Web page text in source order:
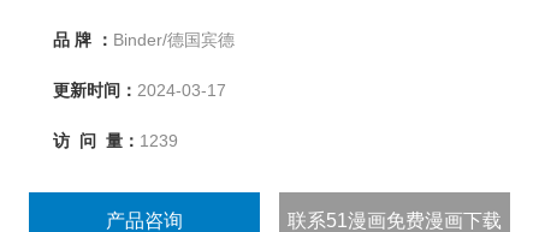
品 牌 ： Binder/德国宾德
更新时间： 2024-03-17
访 问 量： 1239
产品咨询 联系51漫画免费漫画下载